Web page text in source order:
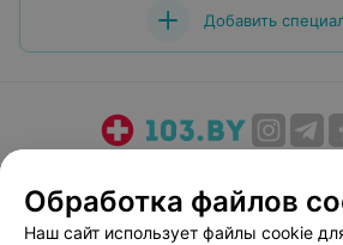
Добавить
Медицинский маркетинг
Пользовательское соглашение
Обработка файлов
Наш сайт использует файлы cookie